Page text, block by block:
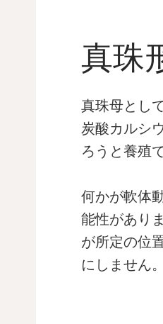
真珠
真珠母とし
炭酸カルシ
ろうと養殖
何かが軟体
能性があり
が所定の位
にしません